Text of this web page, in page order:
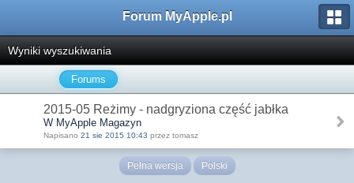
Forum MyApple.pl
Wyniki wyszukiwania
Forums
2015-05 Reżimy - nadgryziona część jabłka
W MyApple Magazyn
Napisano 21 sie 2015 10:43 przez tomasz
Pełna wersja Polski